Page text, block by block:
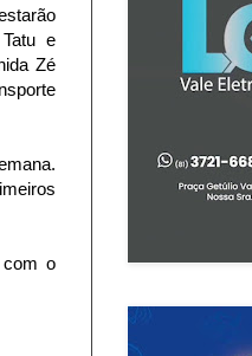
e
Zé
com o